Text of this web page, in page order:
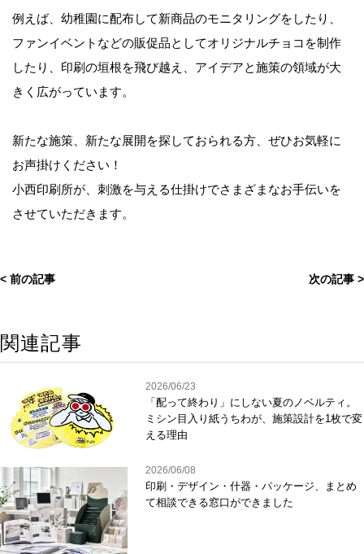
例えば、幼稚園に配布して新商品のモニタリングをしたり、
ファンイベントなどの販促品としてオリジナルチョコを制作
したり、印刷の垣根を飛び越え、アイデアと施策の領域が大
きく広がっています。
新たな施策、新たな展開を探しておられる方、ぜひお気軽に
お声掛けください！
小西印刷所が、刺激を与える仕掛けでさまざまなお手伝いを
させていただきます。
< 前の記事 次の記事 >
関連記事
2026/06/23
「配って終わり」にしない夏のノベルティ。
ミシン目入り紙うちわが、施策設計を1枚で変
える理由
2026/06/08
印刷・デザイン・什器・パッケージ、まとめ
て相談できる窓口ができました